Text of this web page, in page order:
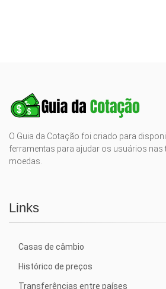
O Guia da Cotação foi criado para
ferramentas para ajudar os usuários
moedas.
Links
Casas de câmbio
Histórico de preços
Transferências entre países